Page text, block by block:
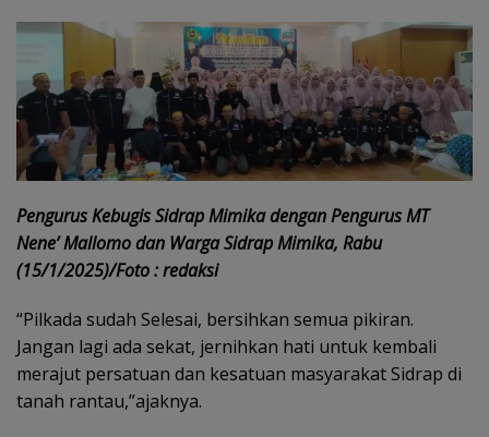
Pengurus Kebugis Sidrap Mimika dengan Pengurus MT
Nene’ Mallomo dan Warga Sidrap Mimika, Rabu
(15/1/2025)/Foto : redaksi
“Pilkada sudah Selesai, bersihkan semua pikiran.
Jangan lagi ada sekat, jernihkan hati untuk kembali
merajut persatuan dan kesatuan masyarakat Sidrap di
tanah rantau,”ajaknya.